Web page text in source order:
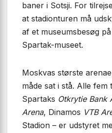
baner i Sotsji. For
at stadionturen må
af et museumsbesøg
Spartak-museet.
Moskvas største
måde sat i stå. Alle fem
Spartaks Otkrytie Bank
Arena, Dinamos VTB
Stadion – er udstyret